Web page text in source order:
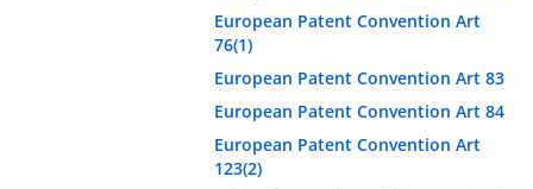
European Patent Convention Art
76(1)
European Patent Convention Art 83
European Patent Convention Art 84
European Patent Convention Art
123(2)